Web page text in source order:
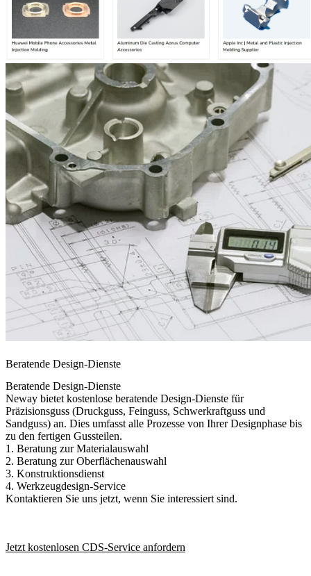
Beratende Design-Dienste
Beratende Design-Dienste
Neway bietet kostenlose beratende Design-Dienste für
Präzisionsguss (Druckguss, Feinguss, Schwerkraftguss und
Sandguss) an. Dies umfasst alle Prozesse von Ihrer Designphase bis
zu den fertigen Gussteilen.
1. Beratung zur Materialauswahl
2. Beratung zur Oberflächenauswahl
3. Konstruktionsdienst
4. Werkzeugdesign-Service
Kontaktieren Sie uns jetzt, wenn Sie interessiert sind.
Jetzt kostenlosen CDS-Service anfordern